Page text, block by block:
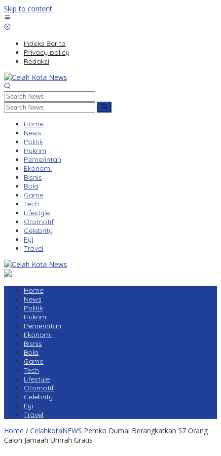
Skip to content
Indeks Berita
Privacy policy
Redaksi
Home
News
Politik
Hukrim
Pemerintah
Ekonomi
Bisnis
Bola
Game
Tech
Lifestyle
Otomotif
Celebrity
Fyi
Travel
Home
News
Politik
Hukrim
Pemerintah
Ekonomi
Bisnis
Bola
Game
Tech
Lifestyle
Otomotif
Celebrity
Fyi
Travel
Home / CelahkotaNEWS Pemko Dumai Berangkatkan 57 Orang
Calon Jamaah Umrah Gratis